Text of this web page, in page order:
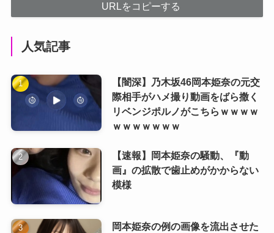
URLをコピーする
人気記事
【闇深】乃木坂46岡本姫奈の元交
際相手がハメ撮り動画をばら撒く
リベンジポルノがこちらｗｗｗｗ
ｗｗｗｗｗｗｗ
【速報】岡本姫奈の騒動、『動
画』の拡散で歯止めがかからない
模様
岡本姫奈の例の画像を流出させた